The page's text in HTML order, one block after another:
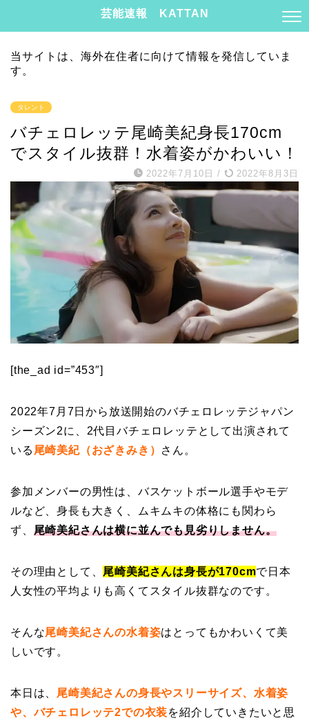
芸能速報 KATTAN
当サイトは、海外在住者に向けて情報を発信していま
す。
タレント
バチェロレッテ尾崎美紀身長170cm
でスタイル抜群！水着姿がかわいい！
2022年7月10日 / 2022年8月3日
[the_ad id=”453″]
2022年7月7日から放送開始のバチェロレッテジャパン
シーズン2に、2代目バチェロレッテとして出演されて
いる 尾崎美紀（おざきみき） さん。
参加メンバーの男性は、バスケットボール選手やモデ
ルなど、身長も大きく、ムキムキの体格にも関わら
ず、 尾崎美紀さんは横に並んでも見劣りしません。
その理由として、 尾崎美紀さんは身長が170cmで日本
人女性の平均よりも高くてスタイル抜群なのです。
そんな尾崎美紀さんの水着姿はとってもかわいくて美
しいです。
本日は、 尾崎美紀さんの身長やスリーサイズ、水着姿
や、バチェロレッテ2での衣装を紹介していきたいと思